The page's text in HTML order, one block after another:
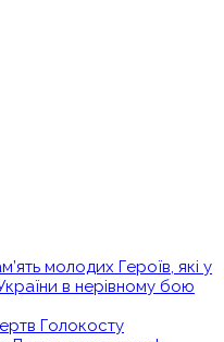
молодих Героїв, які у
в нерівному бою
Голокосту